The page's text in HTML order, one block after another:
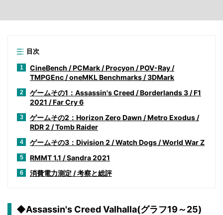
目次
1
CineBench / PCMark / Procyon / POV-Ray /
TMPGEnc / oneMKL Benchmarks / 3DMark
2
ゲームその1：Assassin's Creed / Borderlands 3 / F1
2021 / Far Cry 6
3
ゲームその2：Horizon Zero Dawn / Metro Exodus /
RDR 2 / Tomb Raider
4 ゲームその3：Division 2 / Watch Dogs / World War Z
5 RMMT 1.1 / Sandra 2021
6 消費電力測定 / 考察と総評
◆Assassin's Creed Valhalla(グラフ19～25)